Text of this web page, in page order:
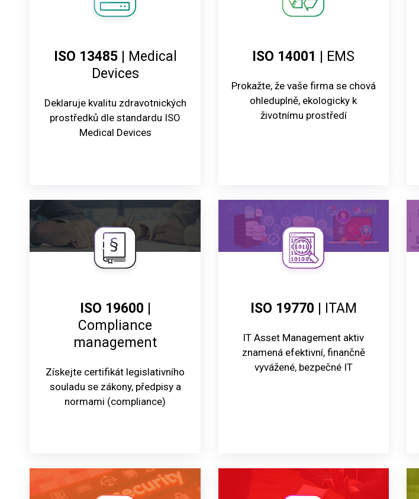
ISO 13485| Medical
Devices
Deklaruje kvalitu zdravotnických
prostředků dle standardu ISO
Medical Devices
ISO 14001 | EMS
Prokažte, že vaše firma se chová
ohleduplně, ekologicky k
životnímu prostředí
ISO 19600 |
Compliance
management
Získejte certifikát legislativního
souladu se zákony, předpisy a
normami (compliance)
ISO 19770 | ITAM
IT Asset Management aktiv
znamená efektivní, finančně
vyvážené, bezpečné IT